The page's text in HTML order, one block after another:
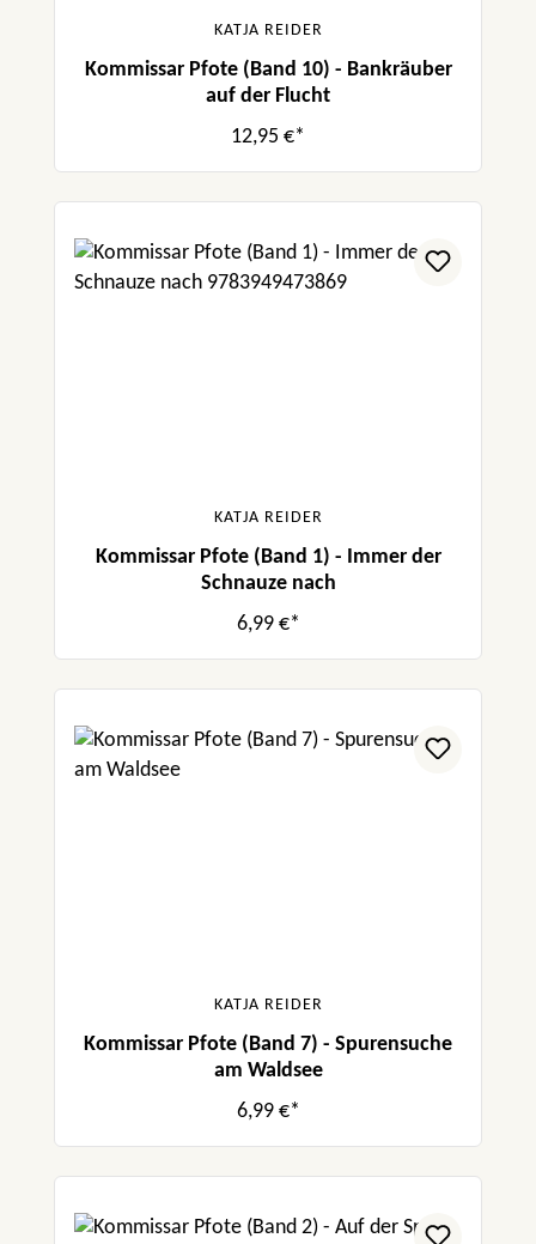
KATJA REIDER
Kommissar Pfote (Band 10) - Bankräuber
auf der Flucht
12,95 €*
KATJA REIDER
Kommissar Pfote (Band 1) - Immer der
Schnauze nach
6,99 €*
KATJA REIDER
Kommissar Pfote (Band 7) - Spurensuche
am Waldsee
6,99 €*